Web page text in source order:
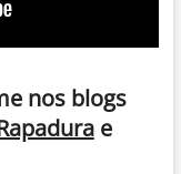
nos blogs
e